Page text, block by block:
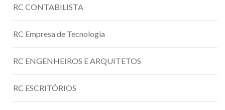
RC CONTABILISTA
RC Empresa de Tecnologia
RC ENGENHEIROS E ARQUITETOS
RC ESCRITÓRIOS